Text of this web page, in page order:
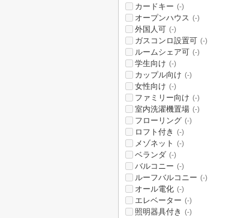
カードキー (-)
オープンハウス (-)
外国人可 (-)
ガスコンロ設置可 (-)
ルームシェア可 (-)
学生向け (-)
カップル向け (-)
女性向け (-)
ファミリー向け (-)
室内洗濯機置場 (-)
フローリング (-)
ロフト付き (-)
メゾネット (-)
ベランダ (-)
バルコニー (-)
ルーフバルコニー (-)
オール電化 (-)
エレベーター (-)
照明器具付き (-)